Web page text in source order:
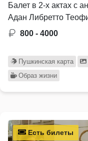
Балет в 2-х актах с
Адан Либретто
800 - 4000
Пушкинская карта
Образ жизни
Есть билеты